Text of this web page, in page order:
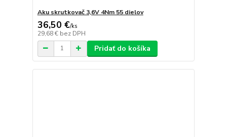
Aku skrutkovač 3,6V 4Nm 55 dielov
36,50 €/ks
29,68 € bez DPH
Pridať do košíka